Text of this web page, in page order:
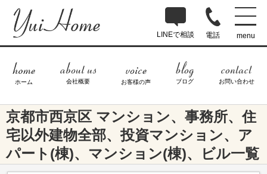
LINEで相談 電話 menu
ホーム 会社概要 お客様の声 ブログ お問い合わせ
京都市西京区 マンション、事務所、住
宅以外建物全部、投資マンション、ア
パート(棟)、マンション(棟)、ビル一覧